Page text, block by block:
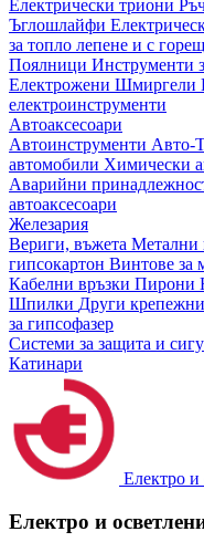
Електрически триони
Ъглошлайфи
за топло лепене и с
Поялници Инструменти
Електрожени Шмиргели
електроинструменти
Автоаксесоари
Автоинструменти Авто-
автомобили Химически
Аварийни
автоаксесоари
Железария
Вериги, въжета Метални
гипсокартон Винтове за
Кабелни връзки Пирони
Шпилки Други
за гипсофазер
Системи за защита и
Катинари
Електро и
Електро и